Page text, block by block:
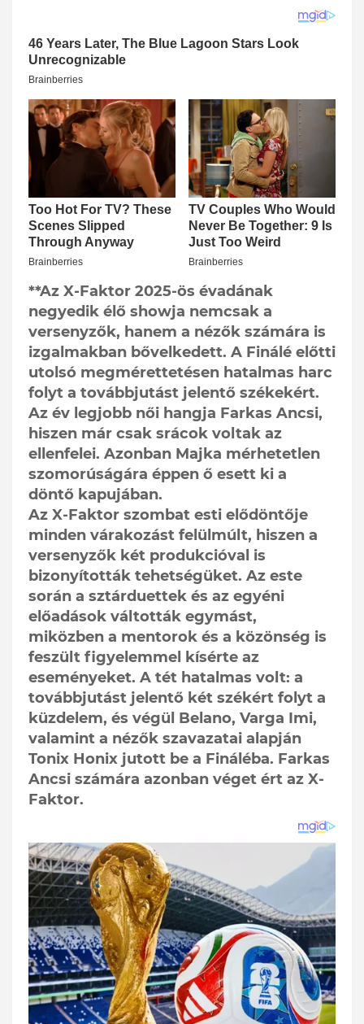
**Az X-Faktor 2025-ös évadának
negyedik élő showja nemcsak a
versenyzők, hanem a nézők számára is
izgalmakban bővelkedett. A Finálé előtti
utolsó megmérettetésen hatalmas harc
folyt a továbbjutást jelentő székekért.
Az év legjobb női hangja Farkas Ancsi,
hiszen már csak srácok voltak az
ellenfelei. Azonban Majka mérhetetlen
szomorúságára éppen ő esett ki a
döntő kapujában.
Az X-Faktor szombat esti elődöntője
minden várakozást felülmúlt, hiszen a
versenyzők két produkcióval is
bizonyították tehetségüket. Az este
során a sztárduettek és az egyéni
előadások váltották egymást,
miközben a mentorok és a közönség is
feszült figyelemmel kísérte az
eseményeket. A tét hatalmas volt: a
továbbjutást jelentő két székért folyt a
küzdelem, és végül Belano, Varga Imi,
valamint a nézők szavazatai alapján
Tonix Honix jutott be a Fináléba. Farkas
Ancsi számára azonban véget ért az X-
Faktor.